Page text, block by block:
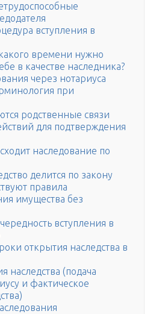
вступления в
времени нужно
в качестве наследника?
через нотариуса
при
родственные связи
для подтверждения
наследование по
делится по закону
правила
имущества без
вступления в
открытия наследства в
наследства (подача
и фактическое